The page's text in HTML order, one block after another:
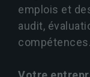
emplois et
audit,
compétences.